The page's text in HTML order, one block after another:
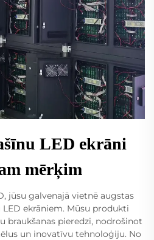
LED ekrāni
mērķim
jūsu galvenajā vietnē augstas
ekrāniem. Mūsu produkti
braukšanas pieredzi, nodrošinot
un inovatīvu tehnoloģiju. No